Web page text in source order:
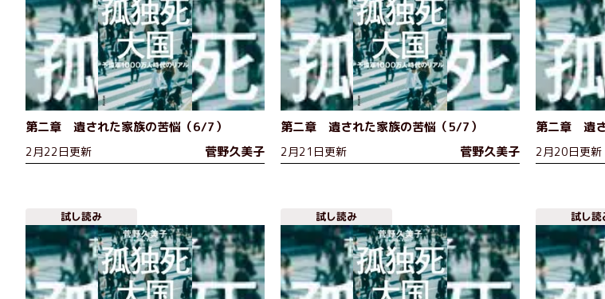
第二章 遺された家族の苦悩（6/7）
2月22日更新 菅野久美子
第二章 遺された家族の苦悩（5/7）
2月21日更新 菅野久美子
第二章 遺
2月20日更新
試し読み 試し読み 試し読